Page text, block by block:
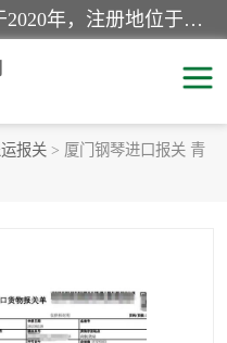
上海青禾贸易有限公司成立于2020年，注册地位于上海市宝山区。经营范围包括：机械设备、五金制品、劳防用品、电子产品、塑胶制品、家具、模具、纺织品、仪器仪表、建筑材料、装饰材料、化工产品、金属制品、机车配件等货物进出口报关、清关服务。
报关 > 厦门钢琴进口报关 青
进口杂货清关